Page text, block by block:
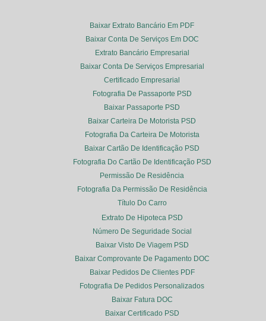
Baixar Extrato Bancário Em PDF
Baixar Conta De Serviços Em DOC
Extrato Bancário Empresarial
Baixar Conta De Serviços Empresarial
Certificado Empresarial
Fotografia De Passaporte PSD
Baixar Passaporte PSD
Baixar Carteira De Motorista PSD
Fotografia Da Carteira De Motorista
Baixar Cartão De Identificação PSD
Fotografia Do Cartão De Identificação PSD
Permissão De Residência
Fotografia Da Permissão De Residência
Título Do Carro
Extrato De Hipoteca PSD
Número De Seguridade Social
Baixar Visto De Viagem PSD
Baixar Comprovante De Pagamento DOC
Baixar Pedidos De Clientes PDF
Fotografia De Pedidos Personalizados
Baixar Fatura DOC
Baixar Certificado PSD